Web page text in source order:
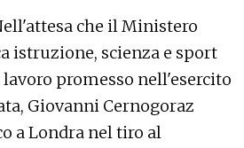
che il Ministero
istruzione, scienza e sport
promesso nell'esercito
Giovanni Cernogoraz
a Londra nel tiro al